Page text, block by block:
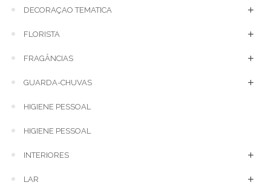
DECORAÇAO TEMATICA
FLORISTA
FRAGÂNCIAS
GUARDA-CHUVAS
HIGIENE PESSOAL
HIGIENE PESSOAL
INTERIORES
LAR